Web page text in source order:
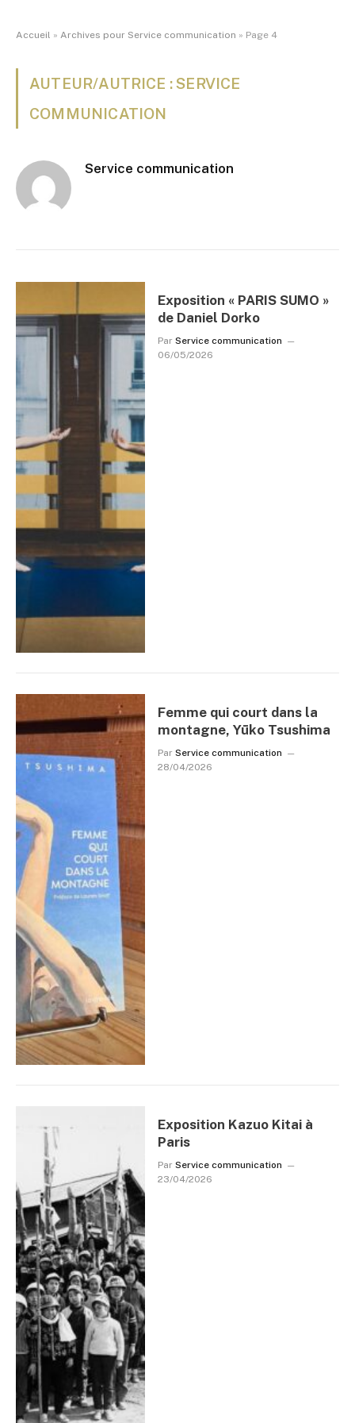
Accueil » Archives pour Service communication » Page 4
AUTEUR/AUTRICE : SERVICE
COMMUNICATION
Service communication
Exposition « PARIS SUMO »
de Daniel Dorko
Par Service communication
06/05/2026
Femme qui court dans la
montagne, Yūko Tsushima
Par Service communication
28/04/2026
Exposition Kazuo Kitai à
Paris
Par Service communication
23/04/2026